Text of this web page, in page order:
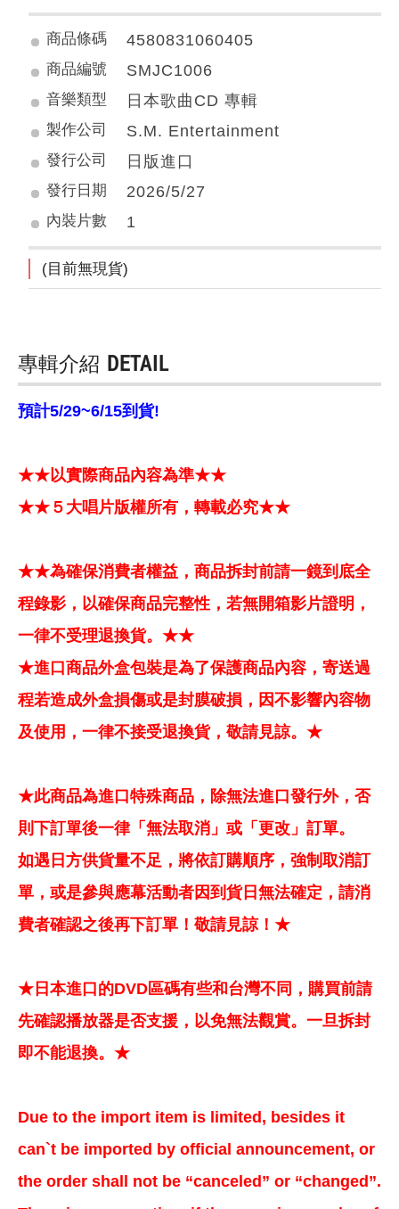
商品條碼 4580831060405
商品編號 SMJC1006
音樂類型 日本歌曲CD 專輯
製作公司 S.M. Entertainment
發行公司 日版進口
發行日期 2026/5/27
內裝片數 1
(目前無現貨)
專輯介紹 DETAIL
預計5/29~6/15到貨!
★★以實際商品內容為準★★
★★５大唱片版權所有，轉載必究★★
★★為確保消費者權益，商品拆封前請一鏡到底全
程錄影，以確保商品完整性，若無開箱影片證明，
一律不受理退換貨。★★
★進口商品外盒包裝是為了保護商品內容，寄送過
程若造成外盒損傷或是封膜破損，因不影響內容物
及使用，一律不接受退換貨，敬請見諒。★
★此商品為進口特殊商品，除無法進口發行外，否
則下訂單後一律「無法取消」或「更改」訂單。
如遇日方供貨量不足，將依訂購順序，強制取消訂
單，或是參與應幕活動者因到貨日無法確定，請消
費者確認之後再下訂單！敬請見諒！★
★日本進口的DVD區碼有些和台灣不同，購買前請
先確認播放器是否支援，以免無法觀賞。一旦拆封
即不能退換。★
Due to the import item is limited, besides it
can`t be imported by official announcement, or
the order shall not be “canceled” or “changed”.